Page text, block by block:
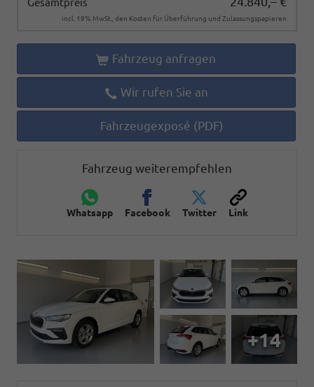
incl. 19% MwSt., den Kosten für Überführung und Zulassungspapieren
Fahrzeug anfragen
Wir rufen Sie an
Fahrzeugexposé (PDF)
Fahrzeug weiterempfehlen
Whatsapp Facebook Twitter Link
+14